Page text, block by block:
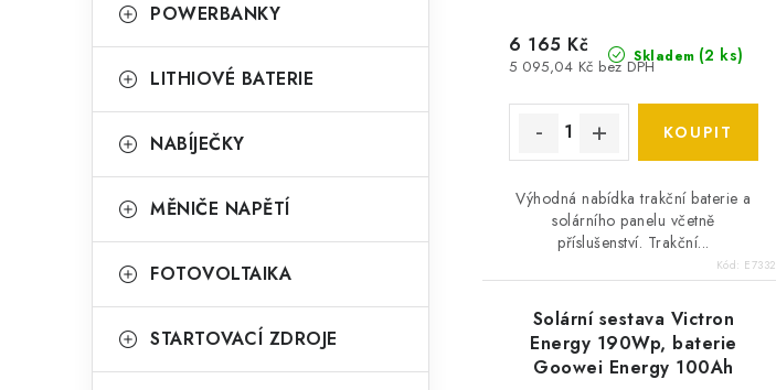
POWERBANKY
LITHIOVÉ BATERIE
NABÍJEČKY
MĚNIČE NAPĚTÍ
FOTOVOLTAIKA
STARTOVACÍ ZDROJE
u
k
t
ů
Skladem (2 ks)
5 095,04 Kč bez DPH
6 165 Kč
Výhodná nabídka trakční baterie a
solárního panelu včetně
příslušenství. Trakční...
Kód: E7332
Solární sestava Victron
Energy 190Wp, baterie
Goowei Energy 100Ah